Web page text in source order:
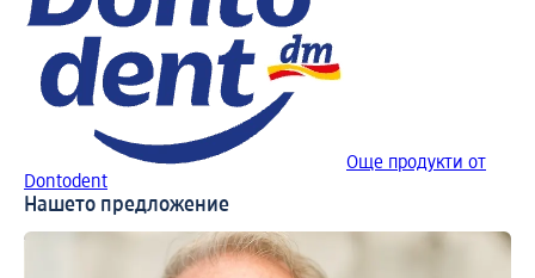
Още продукти от
Dontodent
Нашето предложение